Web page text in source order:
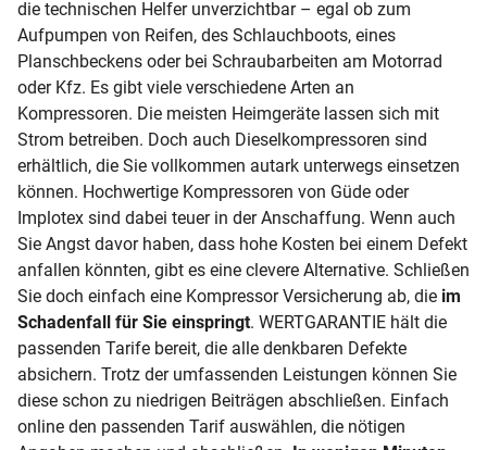
die technischen Helfer unverzichtbar – egal ob zum
Aufpumpen von Reifen, des Schlauchboots, eines
Planschbeckens oder bei Schraubarbeiten am Motorrad
oder Kfz. Es gibt viele verschiedene Arten an
Kompressoren. Die meisten Heimgeräte lassen sich mit
Strom betreiben. Doch auch Dieselkompressoren sind
erhältlich, die Sie vollkommen autark unterwegs einsetzen
können. Hochwertige Kompressoren von Güde oder
Implotex sind dabei teuer in der Anschaffung. Wenn auch
Sie Angst davor haben, dass hohe Kosten bei einem Defekt
anfallen könnten, gibt es eine clevere Alternative. Schließen
Sie doch einfach eine Kompressor Versicherung ab, die im
Schadenfall für Sie einspringt. WERTGARANTIE hält die
passenden Tarife bereit, die alle denkbaren Defekte
absichern. Trotz der umfassenden Leistungen können Sie
diese schon zu niedrigen Beiträgen abschließen. Einfach
online den passenden Tarif auswählen, die nötigen